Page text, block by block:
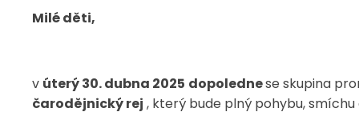
Milé děti,
v úterý 30. dubna 2025 dopolednese skupina
čarodějnický rej , který bude plný pohybu,